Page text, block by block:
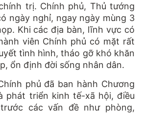
trị. Chính phủ, Thủ tướng
ngày nghỉ, ngay ngày mùng 3
Khi các địa bàn, lĩnh vực có
viên Chính phủ có mặt rất
tình hình, tháo gỡ khó khăn
ổn định đời sống nhân dân.
phủ đã ban hành Chương
phát triển kinh tế-xã hội, điều
các vấn đề như phòng,